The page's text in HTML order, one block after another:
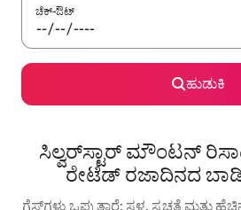
ಚೆಕ್-ಔಟ್
ಹುಡುಕಿ
ಸಿಲ್ವರ್‌ಸ್ಟಾರ್ ಮೌಂಟನ್
ರೇಟೆಡ್ ರಜಾದಿನದ
ಗೆಸ್ಟ್‌ಗಳು ಒಪ್ಪುತ್ತಾರೆ: ಸ್ಥಳ, ಸ್ವಚ್ಛತೆ ಮತ್ತು